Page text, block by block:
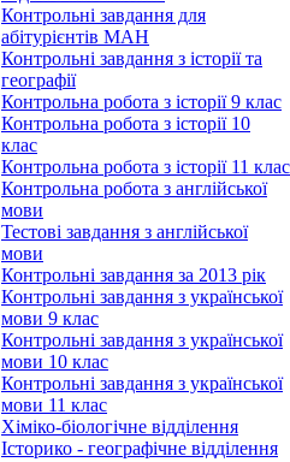
Контрольні завдання для
абітурієнтів МАН
Контрольні завдання з історії та
географії
Контрольна робота з історії 9 клас
Контрольна робота з історії 10
клас
Контрольна робота з історії 11 клас
Контрольна робота з англійської
мови
Тестові завдання з англійської
мови
Контрольні завдання за 2013 рік
Контрольні завдання з української
мови 9 клас
Контрольні завдання з української
мови 10 клас
Контрольні завдання з української
мови 11 клас
Хіміко-біологічне відділення
Історико - географічне відділення